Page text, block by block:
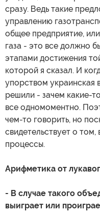
сразу. Ведь такие
управлению
общее предприятие,
газа - это все должно
этапами достижения
которой я сказал. И
упорством украинская
решили - зачем какие-
все одномоментно.
чем-то говорить, но
свидетельствует о
процессы.
Арифметика от
- В случае такого
выиграет или